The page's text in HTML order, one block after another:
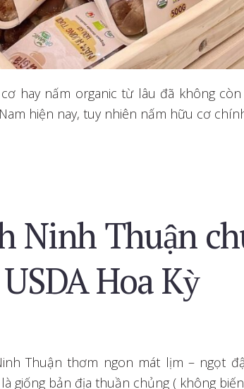
hay nấm organic từ lâu đã không
hiện nay, tuy nhiên nấm hữu cơ
Ninh Thuận
Hoa Kỳ
Thuận thơm ngon mát lịm – ngọt
giống bản địa thuần chủng ( không